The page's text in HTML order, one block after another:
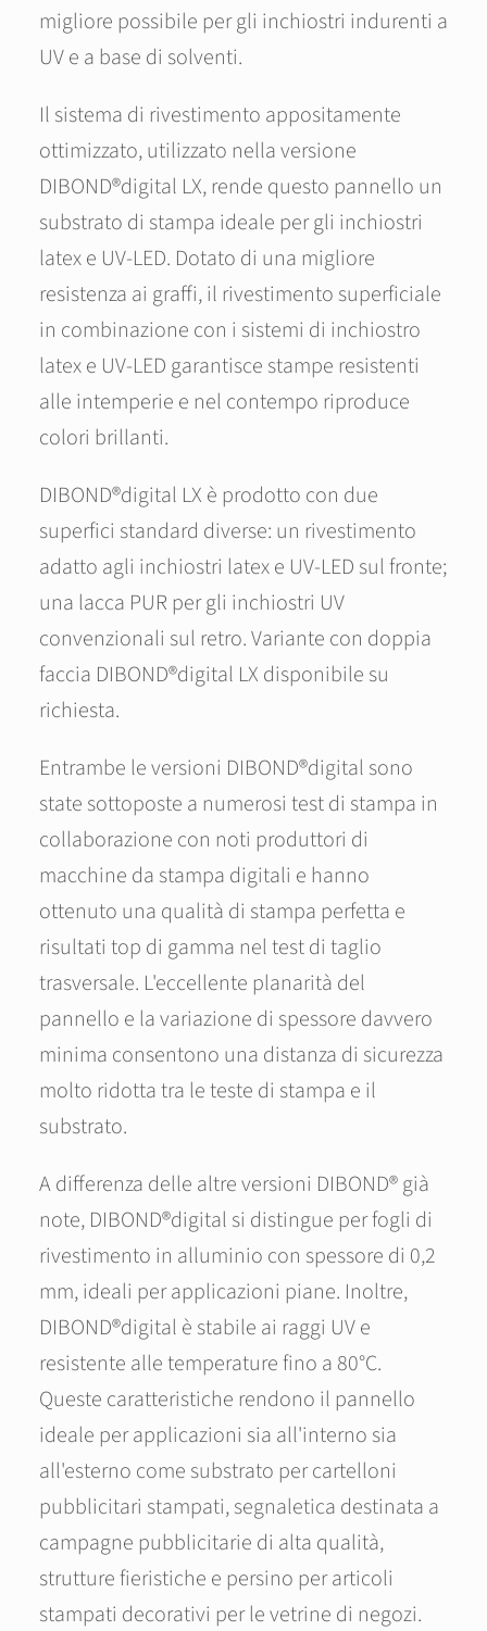
migliore possibile per gli inchiostri indurenti a
UV e a base di solventi.
Il sistema di rivestimento appositamente
ottimizzato, utilizzato nella versione
DIBOND®digital LX, rende questo pannello un
substrato di stampa ideale per gli inchiostri
latex e UV-LED. Dotato di una migliore
resistenza ai graffi, il rivestimento superficiale
in combinazione con i sistemi di inchiostro
latex e UV-LED garantisce stampe resistenti
alle intemperie e nel contempo riproduce
colori brillanti.
DIBOND®digital LX è prodotto con due
superfici standard diverse: un rivestimento
adatto agli inchiostri latex e UV-LED sul fronte;
una lacca PUR per gli inchiostri UV
convenzionali sul retro. Variante con doppia
faccia DIBOND®digital LX disponibile su
richiesta.
Entrambe le versioni DIBOND®digital sono
state sottoposte a numerosi test di stampa in
collaborazione con noti produttori di
macchine da stampa digitali e hanno
ottenuto una qualità di stampa perfetta e
risultati top di gamma nel test di taglio
trasversale. L'eccellente planarità del
pannello e la variazione di spessore davvero
minima consentono una distanza di sicurezza
molto ridotta tra le teste di stampa e il
substrato.
A differenza delle altre versioni DIBOND® già
note, DIBOND®digital si distingue per fogli di
rivestimento in alluminio con spessore di 0,2
mm, ideali per applicazioni piane. Inoltre,
DIBOND®digital è stabile ai raggi UV e
resistente alle temperature fino a 80°C.
Queste caratteristiche rendono il pannello
ideale per applicazioni sia all'interno sia
all'esterno come substrato per cartelloni
pubblicitari stampati, segnaletica destinata a
campagne pubblicitarie di alta qualità,
strutture fieristiche e persino per articoli
stampati decorativi per le vetrine di negozi.